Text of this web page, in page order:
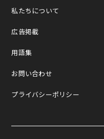
私たちについて
広告掲載
用語集
お問い合わせ
プライバシーポリシー